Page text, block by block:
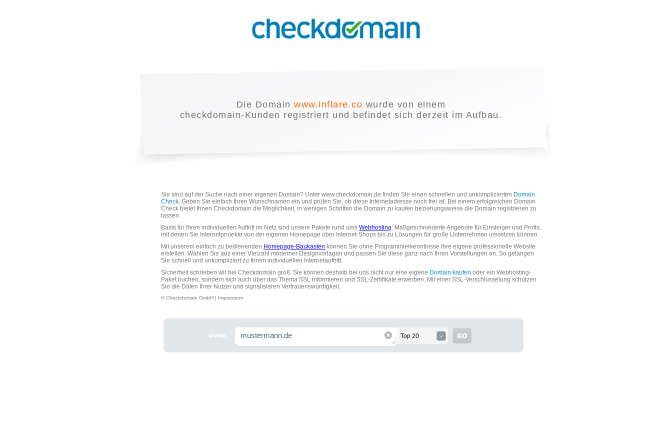
Die Domainwww.inflare.co wurde von einem
checkdomain-Kunden registriert und befindet sich derzeit im Aufbau.
Sie sind auf der Suche nach einer eigenen Domain? Unter www.checkdomain.de finden Sie einen schnellen und unkomplizierten Domain
Check. Geben Sie einfach Ihren Wunschnamen ein und prüfen Sie, ob diese Internetadresse noch frei ist. Bei einem erfolgreichen Domain
Check bietet Ihnen Checkdomain die Möglichkeit, in wenigen Schritten die Domain zu kaufen beziehungsweise die Domain registrieren zu
lassen.
Basis für Ihren individuellen Auftritt im Netz sind unsere Pakete rund ums Webhosting: Maßgeschneiderte Angebote für Einsteiger und Profis,
mit denen Sie Internetprojekte von der eigenen Homepage über Internet-Shops bis zu Lösungen für große Unternehmen umsetzen können.
Mit unserem einfach zu bedienenden Homepage-Baukasten können Sie ohne Programmierkenntnisse Ihre eigene professionelle Website
erstellen. Wählen Sie aus einer Vielzahl moderner Designvorlagen und passen Sie diese ganz nach Ihren Vorstellungen an. So gelangen
Sie schnell und unkompliziert zu Ihrem individuellen Internetauftritt.
Sicherheit schreiben wir bei Checkdomain groß. Sie können deshalb bei uns nicht nur eine eigene Domain kaufen oder ein Webhosting-
Paket buchen, sondern sich auch über das Thema SSL informieren und SSL-Zertifikate erwerben. Mit einer SSL-Verschlüsselung schützen
Sie die Daten Ihrer Nutzer und signalisieren Vertrauenswürdigkeit.
© Checkdomain GmbH | Impressum
www. Top 20